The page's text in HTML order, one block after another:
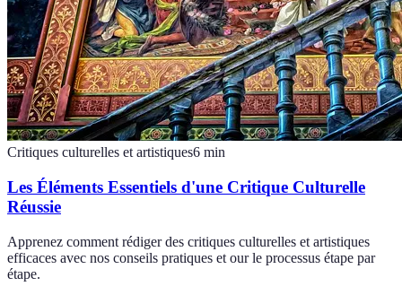
Critiques culturelles et artistiques6 min
Les Éléments Essentiels d'une Critique Culturelle
Réussie
Apprenez comment rédiger des critiques culturelles et artistiques
efficaces avec nos conseils pratiques et our le processus étape par
étape.